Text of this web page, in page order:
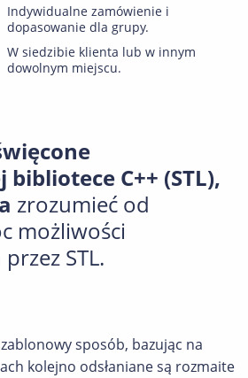
Indywidualne zamówienie i
dopasowanie dla grupy.
W siedzibie klienta lub w innym
dowolnym miejscu.
C++ (STL),
zrozumieć od
możliwości
STL.
sposób, bazując na
kolejno odsłaniane są rozmaite